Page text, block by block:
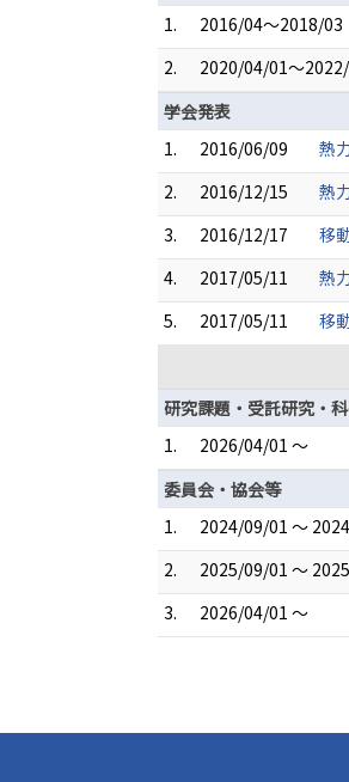
1.
2016/04～2018/03
2.
2020/04/01～
学会発表
1.
2016/06/09
熱
2.
2016/12/15
熱
3.
2016/12/17
移
4.
2017/05/11
熱
5.
2017/05/11
移
研究課題・受託研究・
1.
2026/04/01 ～
委員会・協会等
1.
2024/09/01 ～
2.
2025/09/01 ～
3.
2026/04/01 ～